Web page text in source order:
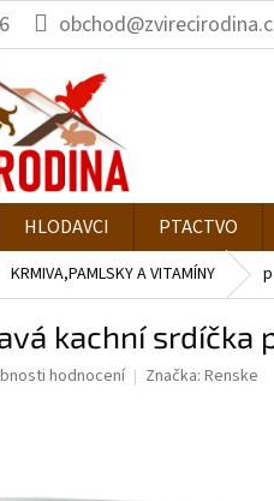
HLODAVCI PTACTVO
KRMIVA,PAMLSKY A VITAMÍNY
kachní srdíčka
hodnocení Značka: Renske